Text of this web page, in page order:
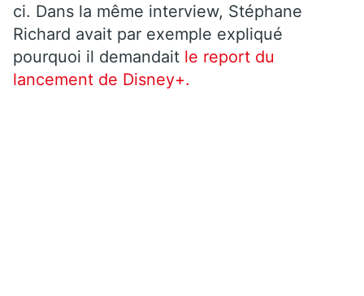
ci. Dans la même interview, Stéphane
Richard avait par exemple expliqué
pourquoi il demandait le report du
lancement de Disney+.